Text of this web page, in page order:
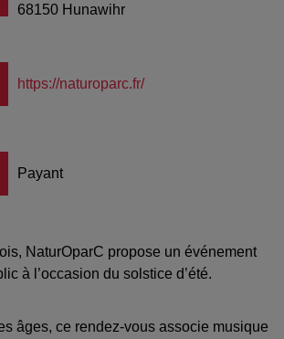
68150 Hunawihr
https://naturoparc.fr/
Payant
NaturOparC propose un événement
à l’occasion du solstice d’été.
âges, ce rendez-vous associe musique